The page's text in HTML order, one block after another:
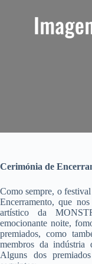
Cerimónia de
Como sempre, o
Encerramento, que
artístico da
emocionante noite,
premiados, como
membros da indústria
Alguns dos